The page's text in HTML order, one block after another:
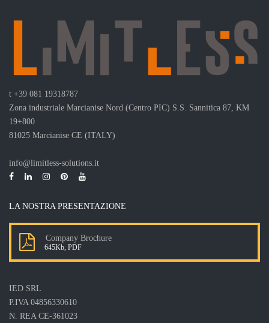
t +39 081 19318787
Zona industriale Marcianise Nord (Centro PIC) S.S. Sannitica 87, KM
19+800
81025 Marcianise CE (ITALY)
info@limitless-solutions.it
LA NOSTRA PRESENTAZIONE
Company Brochure
645Kb, PDF
IED SRL
P.IVA 04856330610
N. REA CE-361023